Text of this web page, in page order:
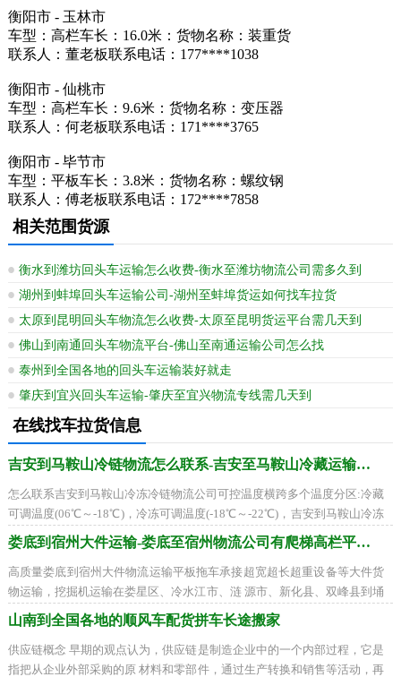
衡阳市 - 玉林市
车型：高栏车长：16.0米：货物名称：装重货
联系人：董老板联系电话：177****1038
衡阳市 - 仙桃市
车型：高栏车长：9.6米：货物名称：变压器
联系人：何老板联系电话：171****3765
衡阳市 - 毕节市
车型：平板车长：3.8米：货物名称：螺纹钢
联系人：傅老板联系电话：172****7858
相关范围货源
衡水到潍坊回头车运输怎么收费-衡水至潍坊物流公司需多久到
湖州到蚌埠回头车运输公司-湖州至蚌埠货运如何找车拉货
太原到昆明回头车物流怎么收费-太原至昆明货运平台需几天到
佛山到南通回头车物流平台-佛山至南通运输公司怎么找
泰州到全国各地的回头车运输装好就走
肇庆到宜兴回头车运输-肇庆至宜兴物流专线需几天到
在线找车拉货信息
吉安到马鞍山冷链物流怎么联系-吉安至马鞍山冷藏运输公司
怎么联系吉安到马鞍山冷冻冷链物流公司可控温度横跨多个温度分区:冷藏
可调温度(06℃～-18℃)，冷冻可调温度(-18℃～-22℃)，吉安到马鞍山冷冻
冷藏车运输在吉州区、青原区、井冈山市
娄底到宿州大件运输-娄底至宿州物流公司有爬梯高栏平板车
高质量娄底到宿州大件物流运输平板拖车承接超宽超长超重设备等大件货
物运输，挖掘机运输在娄星区、冷水江市、涟 源市、新化县、双峰县到埇
桥区、砀山县、萧县、灵璧县、泗县找
山南到全国各地的顺风车配货拼车长途搬家
供应链概念 早期的观点认为，供应链是制造企业中的一个内部过程，它是
指把从企业外部采购的原 材料和零部件，通过生产转换和销售等活动，再